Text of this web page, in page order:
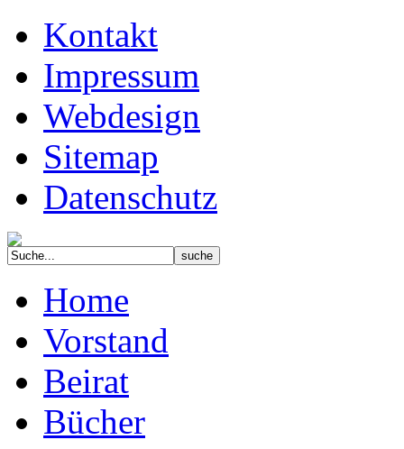
Kontakt
Impressum
Webdesign
Sitemap
Datenschutz
Home
Vorstand
Beirat
Bücher